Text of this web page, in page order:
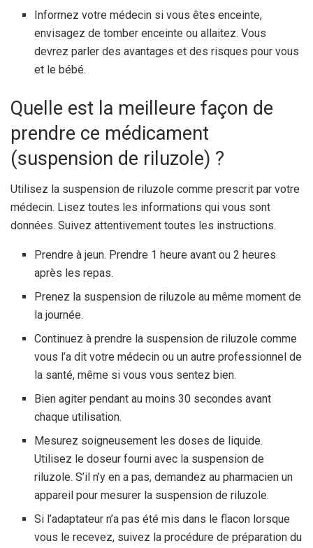
Informez votre médecin si vous êtes enceinte,
envisagez de tomber enceinte ou allaitez. Vous
devrez parler des avantages et des risques pour vous
et le bébé.
Quelle est la meilleure façon de
prendre ce médicament
(suspension de riluzole) ?
Utilisez la suspension de riluzole comme prescrit par votre
médecin. Lisez toutes les informations qui vous sont
données. Suivez attentivement toutes les instructions.
Prendre à jeun. Prendre 1 heure avant ou 2 heures
après les repas.
Prenez la suspension de riluzole au même moment de
la journée.
Continuez à prendre la suspension de riluzole comme
vous l’a dit votre médecin ou un autre professionnel de
la santé, même si vous vous sentez bien.
Bien agiter pendant au moins 30 secondes avant
chaque utilisation.
Mesurez soigneusement les doses de liquide.
Utilisez le doseur fourni avec la suspension de
riluzole. S’il n’y en a pas, demandez au pharmacien un
appareil pour mesurer la suspension de riluzole.
Si l’adaptateur n’a pas été mis dans le flacon lorsque
vous le recevez, suivez la procédure de préparation du